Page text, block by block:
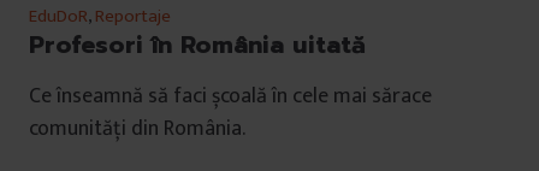
EduDoR,Reportaje
Profesori în România uitată
Ce înseamnă să faci școală în cele mai sărace
comunități din România.